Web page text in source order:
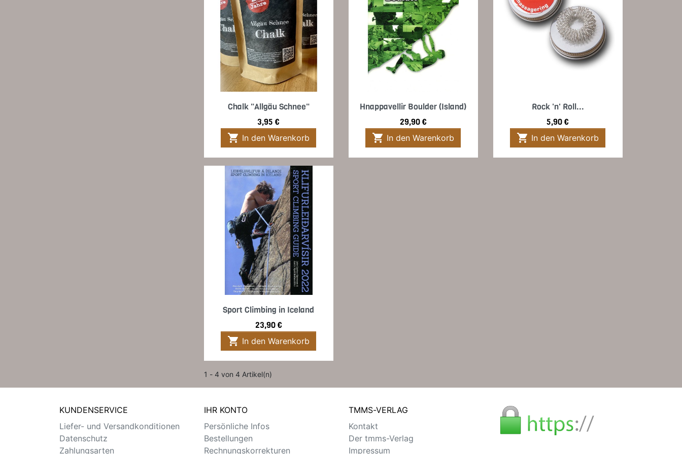
 Vorschau
Chalk "Allgäu Schnee"
Preis
3,95 €
 In den Warenkorb
Vorschau
Hnappavellir Boulder (Island)
Preis
29,90 €
 In den Warenkorb
Vorschau
Rock 'n' Roll...
Preis
5,90 €
 In den Warenkorb
 Vorschau
Sport Climbing in Iceland
Preis
23,90 €
 In den Warenkorb
1 - 4 von 4 Artikel(n)
KUNDENSERVICE
Liefer- und Versandkonditionen
Datenschutz
Zahlungsarten
IHR KONTO
Persönliche Infos
Bestellungen
Rechnungskorrekturen
TMMS-VERLAG
Kontakt
Der tmms-Verlag
Impressum